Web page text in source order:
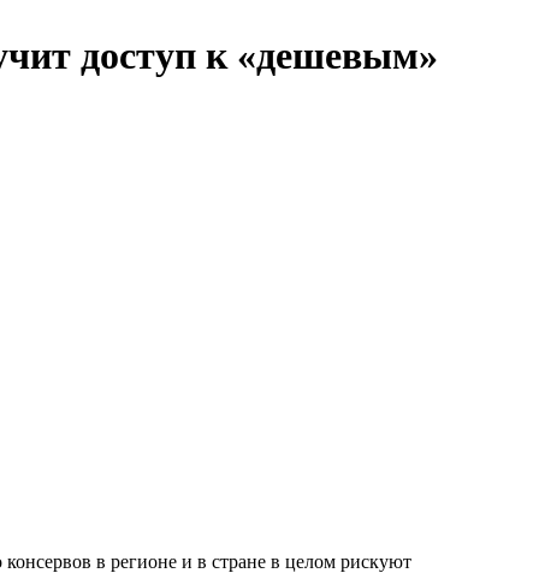
доступ к «дешевым»
в регионе и в стране в целом рискуют